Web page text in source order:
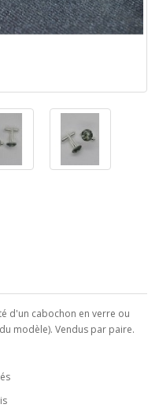
d'un cabochon en verre ou
modèle). Vendus par paire.